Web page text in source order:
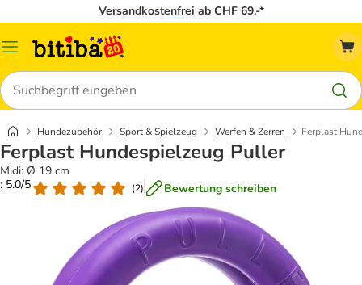
Versandkostenfrei ab CHF 69.-*
Menü
Suchen
Hundezubehör Sport & Spielzeug Werfen & Zerren Ferplast
Ferplast Hundespielzeug Puller
Midi: Ø 19 cm
: 5.0/5
(2) Bewertung schreiben